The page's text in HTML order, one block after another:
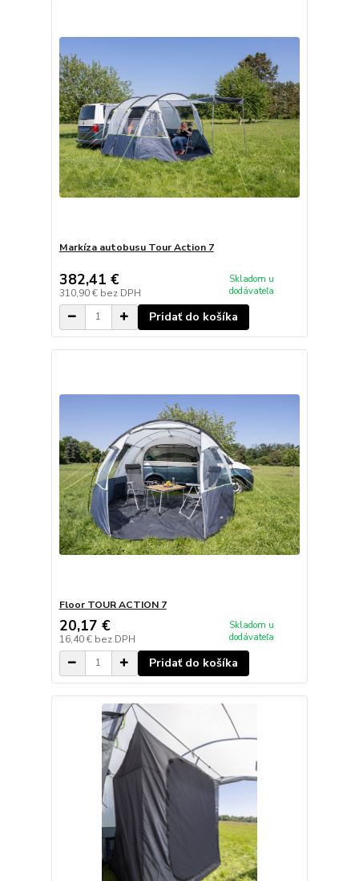
Markíza autobusu Tour Action 7
382,41 €
310,90 € bez DPH
Skladom u
dodávateľa
Pridať do košíka
Floor TOUR ACTION 7
20,17 €
16,40 € bez DPH
Skladom u
dodávateľa
Pridať do košíka